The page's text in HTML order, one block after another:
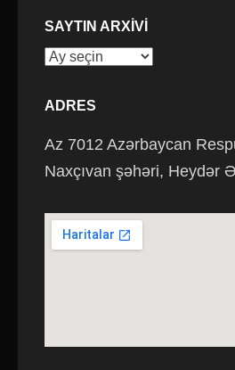
SAYTIN ARXIVI
Saytın
ADRES
Az 7012 Azərbaycan
Naxçıvan şəhəri, Heydər